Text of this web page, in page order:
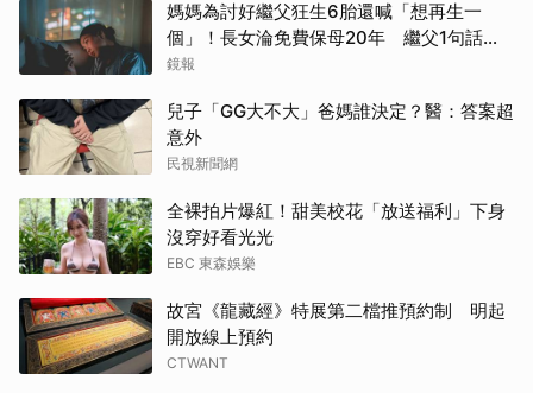
媽媽為討好繼父狂生6胎還喊「想再生一
個」！長女淪免費保母20年 繼父1句話嚇
到逃家
鏡報
兒子「GG大不大」爸媽誰決定？醫：答案超
意外
民視新聞網
全裸拍片爆紅！甜美校花「放送福利」下身
沒穿好看光光
EBC 東森娛樂
故宮《龍藏經》特展第二檔推預約制 明起
開放線上預約
CTWANT